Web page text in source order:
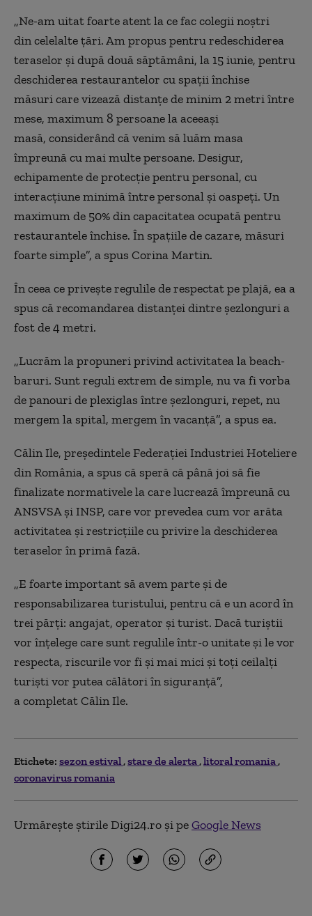
„Ne-am uitat foarte atent la ce fac colegii noștri
din celelalte țări. Am propus pentru redeschiderea
teraselor și după două săptămâni, la 15 iunie, pentru
deschiderea restaurantelor cu spații închise
măsuri care vizează distanțe de minim 2 metri între
mese, maximum 8 persoane la aceeași
masă, considerând că venim să luăm masa
împreună cu mai multe persoane. Desigur,
echipamente de protecție pentru personal, cu
interacțiune minimă între personal și oaspeți. Un
maximum de 50% din capacitatea ocupată pentru
restaurantele închise. În spațiile de cazare, măsuri
foarte simple”, a spus Corina Martin.
În ceea ce privește regulile de respectat pe plajă, ea a
spus că recomandarea distanței dintre șezlonguri a
fost de 4 metri.
„Lucrăm la propuneri privind activitatea la beach-
baruri. Sunt reguli extrem de simple, nu va fi vorba
de panouri de plexiglas între șezlonguri, repet, nu
mergem la spital, mergem în vacanță”, a spus ea.
Călin Ile, președintele Federației Industriei Hoteliere
din România, a spus că speră că până joi să fie
finalizate normativele la care lucrează împreună cu
ANSVSA și INSP, care vor prevedea cum vor arăta
activitatea și restricțiile cu privire la deschiderea
teraselor în primă fază.
„E foarte important să avem parte și de
responsabilizarea turistului, pentru că e un acord în
trei părți: angajat, operator și turist. Dacă turiștii
vor înțelege care sunt regulile într-o unitate și le vor
respecta, riscurile vor fi și mai mici și toți ceilalți
turiști vor putea călători în siguranță”,
a completat Călin Ile.
Etichete: sezon estival stare de alerta litoral romania
coronavirus romania
Urmărește știrile Digi24.ro și peGoogle News